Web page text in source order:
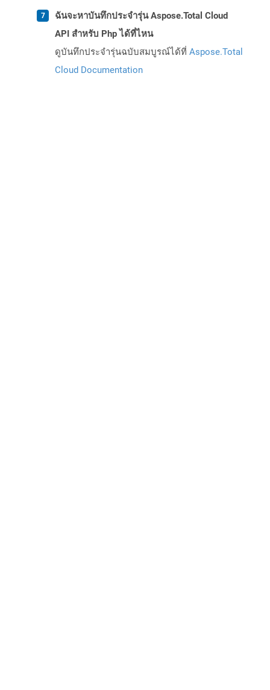
ฉันจะหาบันทึกประจำรุ่น Aspose.Total Cloud
API สำหรับ Php ได้ที่ไหน
ดูบันทึกประจำรุ่นฉบับสมบูรณ์ได้ที่ Aspose.Total
Cloud Documentation